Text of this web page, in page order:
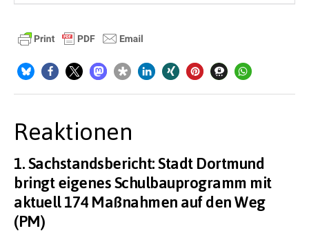
Reaktionen
1. Sachstandsbericht: Stadt Dortmund
bringt eigenes Schulbauprogramm mit
aktuell 174 Maßnahmen auf den Weg
(PM)